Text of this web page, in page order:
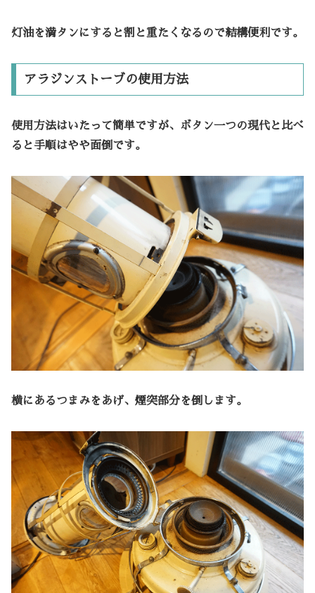
灯油を満タンにすると割と重たくなるので結構便利です。
アラジンストーブの使用方法
使用方法はいたって簡単ですが、ボタン一つの現代と比べ
ると手順はやや面倒です。
横にあるつまみをあげ、煙突部分を倒します。